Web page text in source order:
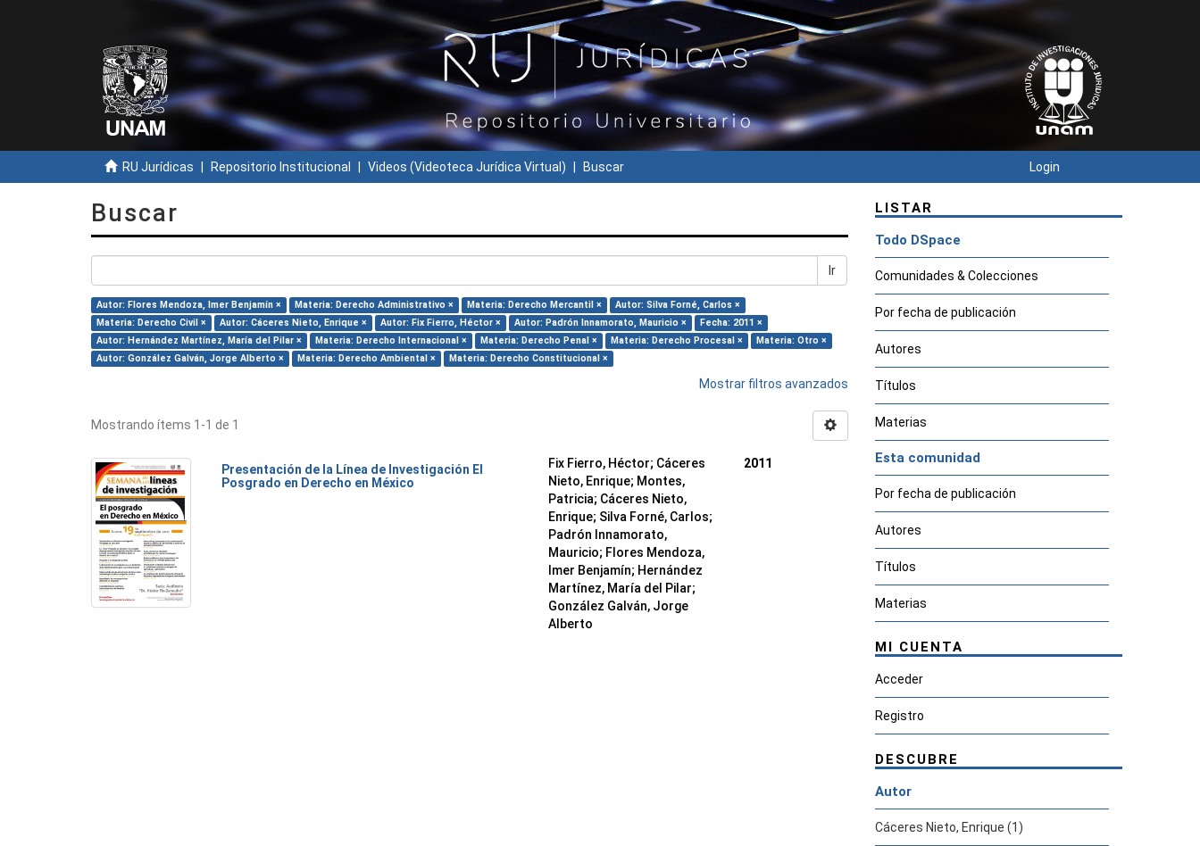
RU Jurídicas Repositorio Institucional Videos (Videoteca Jurídica Virtual) Buscar Login
Buscar
Ir
Autor: Flores Mendoza, Imer Benjamín × Materia: Derecho Administrativo × Materia: Derecho Mercantil ×
Autor: Silva Forné, Carlos ×
Materia: Derecho Civil ×
Autor: Cáceres Nieto, Enrique × Autor: Fix Fierro, Héctor × Autor: Padrón Innamorato, Mauricio ×
Fecha: 2011 ×
Autor: Hernández Martínez, María del Pilar ×
Materia: Derecho Internacional × Materia: Derecho Penal × Materia: Derecho Procesal ×
Materia: Otro ×
Autor: González Galván, Jorge Alberto ×
Materia: Derecho Ambiental × Materia: Derecho Constitucional ×
Mostrar filtros avanzados
Mostrando ítems 1-1 de 1
Presentación de la Línea de Investigación El
Posgrado en Derecho en México
Fix Fierro, Héctor; Cáceres
Nieto, Enrique; Montes,
Patricia; Cáceres Nieto,
Enrique; Silva Forné, Carlos;
Padrón Innamorato,
Mauricio; Flores Mendoza,
Imer Benjamín; Hernández
Martínez, María del Pilar;
González Galván, Jorge
Alberto
2011
LISTAR
Todo DSpace
Comunidades & Colecciones
Por fecha de publicación
Autores
Títulos
Materias
Esta comunidad
Por fecha de publicación
Autores
Títulos
Materias
MI CUENTA
Acceder
Registro
DESCUBRE
Autor
Cáceres Nieto, Enrique (1)